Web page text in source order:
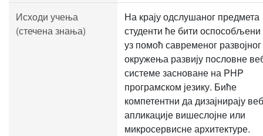
Исходи учења
(стечена знања)
На крају одслушаног предмета
студенти ће бити
уз помоћ савременог развојног
окружења развију пословне
системе засноване на PHP
програмском језику. Биће
компетентни да дизајнирају веб
апликације вишеслојне или
микросервисне архитектуре.